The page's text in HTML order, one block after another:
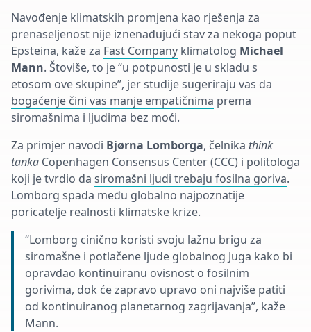
Navođenje klimatskih promjena kao rješenja za
prenaseljenost nije iznenađujući stav za nekoga poput
Epsteina, kaže za Fast Company klimatolog Michael
Mann. Štoviše, to je “u potpunosti je u skladu s
etosom ove skupine”, jer studije sugeriraju vas da
bogaćenje čini vas manje empatičnima prema
siromašnima i ljudima bez moći.
Za primjer navodi Bjørna Lomborga, čelnika think
tanka Copenhagen Consensus Center (CCC) i politologa
koji je tvrdio da siromašni ljudi trebaju fosilna goriva.
Lomborg spada među globalno najpoznatije
poricatelje realnosti klimatske krize.
“Lomborg cinično koristi svoju lažnu brigu za
siromašne i potlačene ljude globalnog Juga kako bi
opravdao kontinuiranu ovisnost o fosilnim
gorivima, dok će zapravo upravo oni najviše patiti
od kontinuiranog planetarnog zagrijavanja”, kaže
Mann.